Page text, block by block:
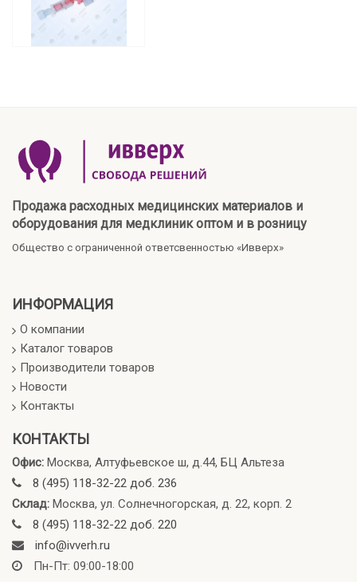
Продажа расходных медицинских материалов и
оборудования для медклиник оптом и в розницу
Общество с ограниченной ответсвенностью «Ивверх»
ИНФОРМАЦИЯ
О компании
Каталог товаров
Производители товаров
Новости
Контакты
КОНТАКТЫ
Офис: Москва, Алтуфьевское ш, д.44, БЦ Альтеза
8 (495) 118-32-22 доб. 236
Склад: Москва, ул. Солнечногорская, д. 22, корп. 2
8 (495) 118-32-22 доб. 220
info@ivverh.ru
Пн-Пт: 09:00-18:00